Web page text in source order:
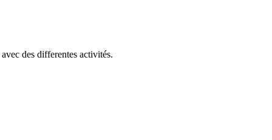
des differentes activités.